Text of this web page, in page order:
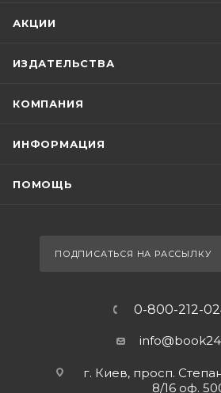
АКЦИИ
ИЗДАТЕЛЬСТВА
КОМПАНИЯ
ИНФОРМАЦИЯ
ПОМОЩЬ
ПОДПИСАТЬСЯ НА РАССЫЛКУ
0-800-212-
г. Киев, просп.
8/16 оф.